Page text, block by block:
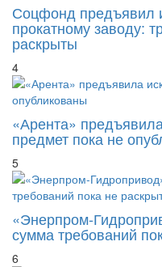
Соцфонд предъявил
прокатному заводу:
раскрыты
4
«Арента»
предмет пока не
5
«Энерпром-
сумма требований
6